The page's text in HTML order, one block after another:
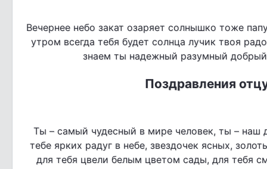
Вечернее небо закат озаряет солнышко тоже
утром всегда тебя будет солнца лучик твоя
знаем ты надежный разумный
Поздравления
Ты – самый чудесный в мире человек, ты – наш
тебе ярких радуг в небе, звездочек ясных,
для тебя цвели белым цветом сады, для тебя